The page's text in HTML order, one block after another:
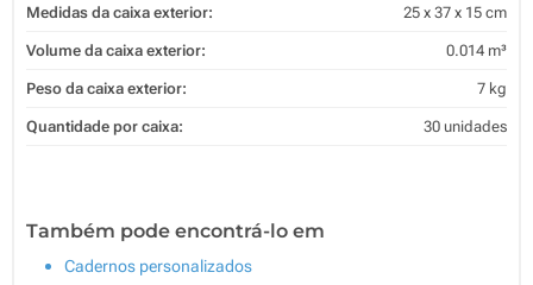
Medidas da caixa exterior: 25 x 37 x 15 cm
Volume da caixa exterior: 0.014 m³
Peso da caixa exterior: 7 kg
Quantidade por caixa: 30 unidades
Também pode encontrá-lo em
Cadernos personalizados